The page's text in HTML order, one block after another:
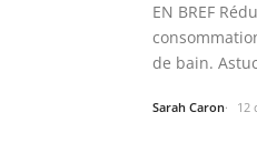
EN BREF
de bain.
Sarah Caron 12